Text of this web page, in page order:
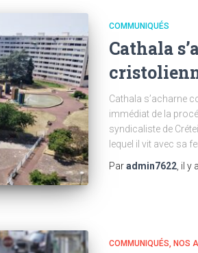
COMMUNIQUÉS
Cathala
Cathala s’acharne
immédiat de la
syndicaliste de
lequel il vit avec sa
Paradmin7622, il y a
COMMUNIQUÉS NOS